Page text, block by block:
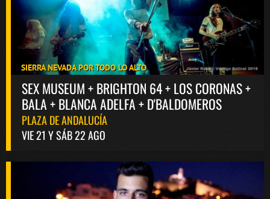
SIERRA NEVADA POR TODO LO ALTO
SEX MUSEUM + BRIGHTON 64 + LOS CORONAS +
BALA + BLANCA ADELFA + D'BALDOMEROS
PLAZA DE ANDALUCÍA
VIE 21 Y SÁB 22 AGO